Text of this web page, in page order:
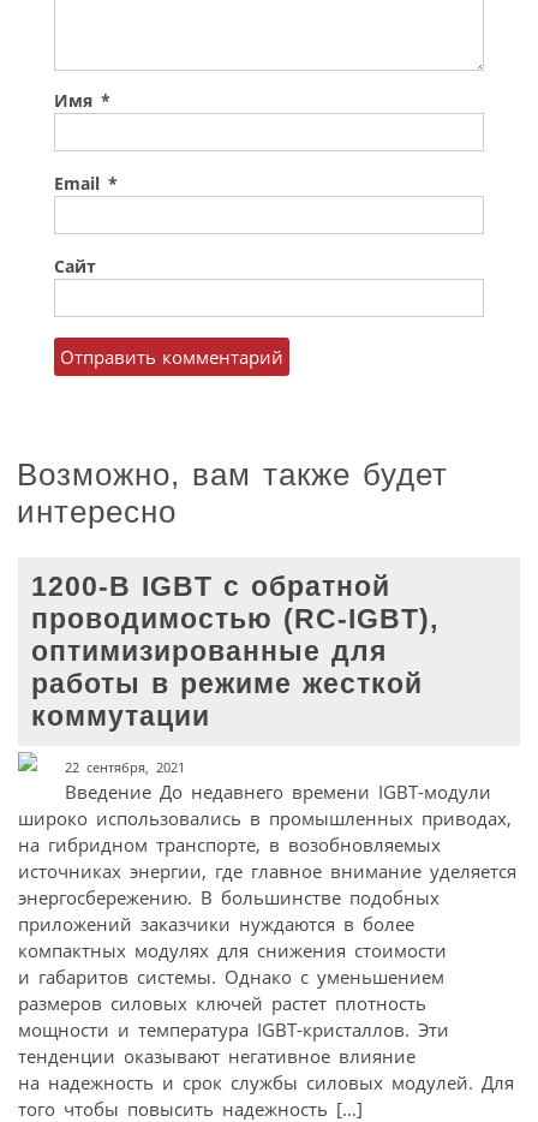
Имя *
Email *
Сайт
Возможно, вам также будет
интересно
1200-В IGBT с обратной
проводимостью (RC-IGBT),
оптимизированные для
работы в режиме жесткой
коммутации
22 сентября, 2021
Введение До недавнего времени IGBT-модули
широко использовались в промышленных приводах,
на гибридном транспорте, в возобновляемых
источниках энергии, где главное внимание уделяется
энерго­сбережению. В большинстве подобных
приложений заказчики нуждаются в более
компактных модулях для снижения стоимости
и габаритов системы. Однако с уменьшением
размеров силовых ключей растет плотность
мощности и температура IGBT-кристаллов. Эти
тенденции оказывают негативное влияние
на надежность и срок службы силовых модулей. Для
того чтобы повысить надежность […]